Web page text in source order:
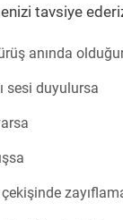
tavsiye
anında
sesi duyulursa